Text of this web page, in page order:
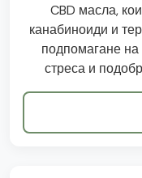
CBD масла,
канабиноиди и
подпомагане
стреса и